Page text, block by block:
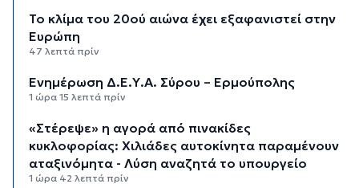
Το κλίμα του 20ού αιώνα έχει εξαφανιστεί στην
Ευρώπη
47 λεπτά πρίν
Ενημέρωση Δ.Ε.Υ.Α. Σύρου – Ερμούπολης
1 ώρα 15 λεπτά πρίν
«Στέρεψε» η αγορά από πινακίδες
κυκλοφορίας: Χιλιάδες αυτοκίνητα παραμένουν
αταξινόμητα - Λύση αναζητά το υπουργείο
1 ώρα 42 λεπτά πρίν